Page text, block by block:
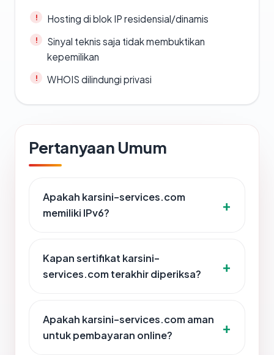
Hosting di blok IP residensial/dinamis
Sinyal teknis saja tidak membuktikan
kepemilikan
WHOIS dilindungi privasi
Pertanyaan Umum
Apakah karsini-services.com
memiliki IPv6?
Kapan sertifikat karsini-
services.com terakhir diperiksa?
Apakah karsini-services.com aman
untuk pembayaran online?